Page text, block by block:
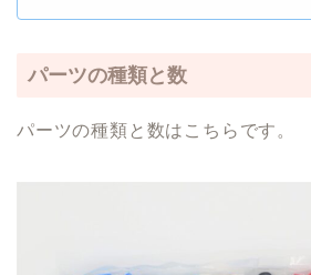
パーツの種類と数
パーツの種類と数はこちらです。